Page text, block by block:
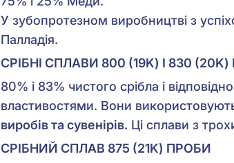
У зубопротезном виробництві з
Палладія.
СРІБНІ СПЛАВИ 800 (19K) І 830
80% і 83% чистого срібла і
властивостями. Вони
виробів та сувенірів. Ці сплави з
СРІБНИЙ СПЛАВ 875 (21K) ПРОБИ